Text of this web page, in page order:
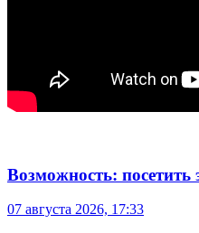
Возможность: посетить
07 августа 2026, 17:33